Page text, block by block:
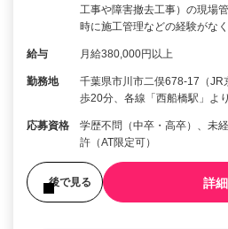
工事や障害撤去工事）の現場
時に施工管理などの経験がな
給与 月給380,000円以上
勤務地
千葉県市川市二俣678-17（JR
歩20分、各線「西船橋駅」
応募資格
学歴不問（中卒・高卒）、未
許（AT限定可）
後で見る 詳